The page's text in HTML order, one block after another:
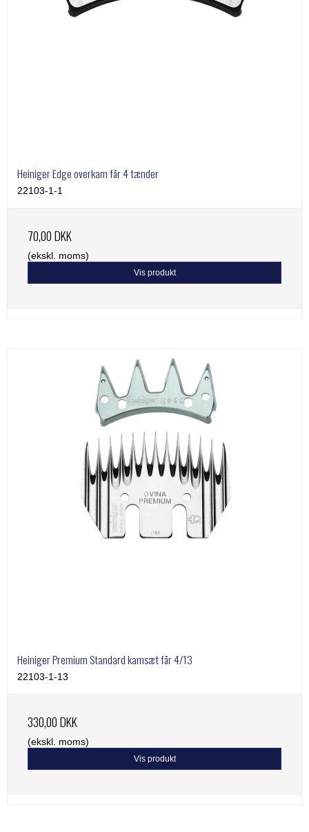
Heiniger Edge overkam får 4 tænder
22103-1-1
70,00 DKK
(ekskl. moms)
Vis produkt
Heiniger Premium Standard kamsæt får 4/13
22103-1-13
330,00 DKK
(ekskl. moms)
Vis produkt